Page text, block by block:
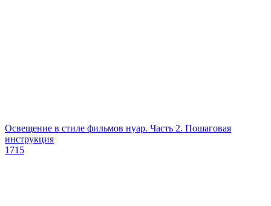
Освещение в стиле фильмов нуар. Часть 2. Пошаговая
инструкция
1715